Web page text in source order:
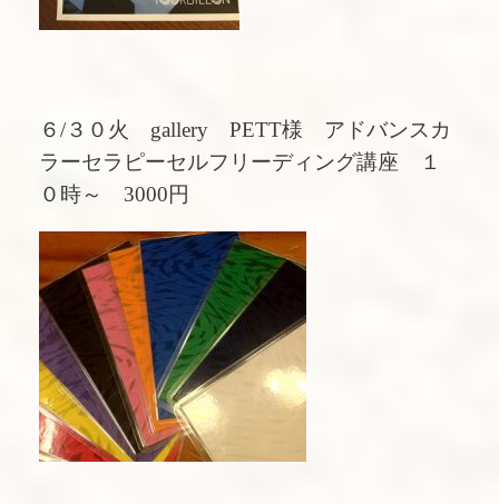
６/３０火 gallery PETT様 アドバンスカ
ラーセラピーセルフリーディング講座 １
０時～ 3000円